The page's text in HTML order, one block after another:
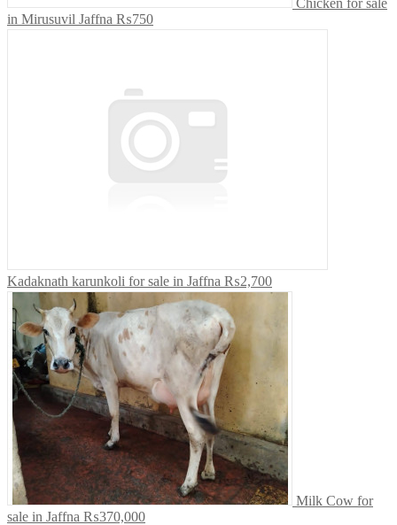
Chicken for sale
in Mirusuvil Jaffna ₨750
Kadaknath karunkoli for sale in Jaffna ₨2,700
Milk Cow for
sale in Jaffna ₨370,000